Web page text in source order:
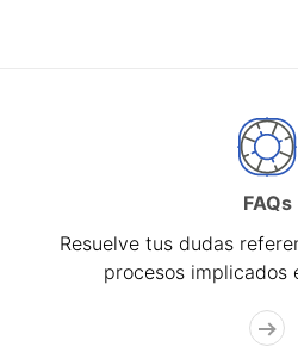
FAQs
Resuelve tus dudas
procesos implicados